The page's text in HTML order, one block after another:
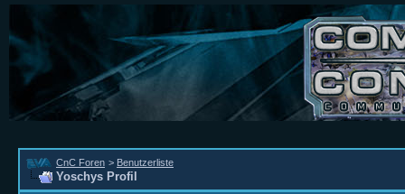
CnC Foren > Benutzerliste
Yoschys Profil